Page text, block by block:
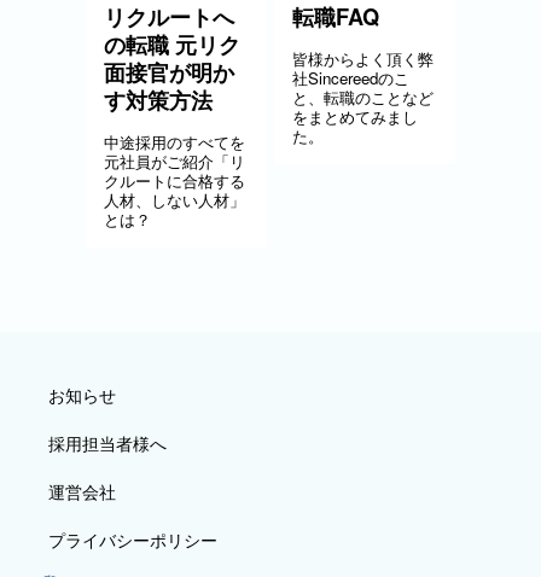
リクルートへ
の転職 元リク
面接官が明か
す対策方法
中途採用のすべてを
元社員がご紹介「リ
クルートに合格する
人材、しない人材」
とは？
転職FAQ
皆様からよく頂く弊
社Sincereedのこ
と、転職のことなど
をまとめてみまし
た。
お知らせ
採用担当者様へ
運営会社
プライバシーポリシー